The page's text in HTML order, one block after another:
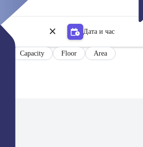
Дата и час
Capacity Floor Area